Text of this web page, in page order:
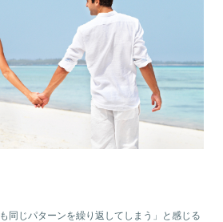
同じパターンを繰り返してしまう」と感じる